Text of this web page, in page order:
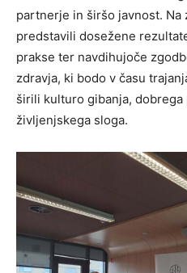
partnerje in širšo javnost. Na
predstavili dosežene
prakse ter navdihujoče
zdravja, ki bodo v času
širili kulturo gibanja,
življenjskega sloga.